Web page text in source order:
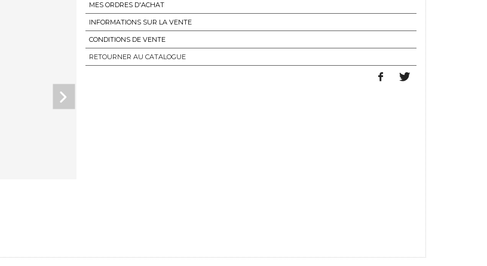
MES ORDRES D'ACHAT
INFORMATIONS SUR LA VENTE
CONDITIONS DE VENTE
RETOURNER AU CATALOGUE